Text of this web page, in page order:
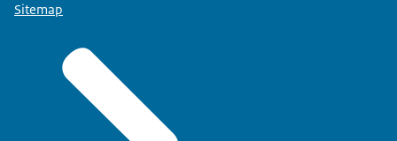
Sitemap